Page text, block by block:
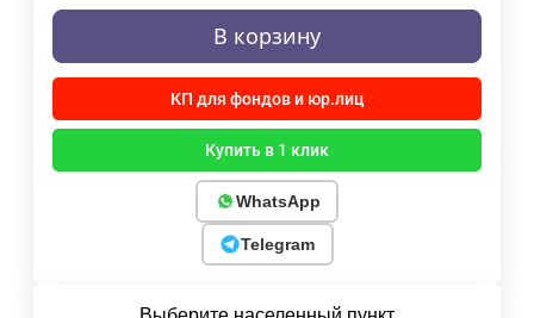
В корзину
КП для фондов и юр.лиц
Купить в 1 клик
WhatsApp
Telegram